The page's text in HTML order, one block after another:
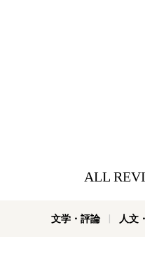
ALL
文学・評論 人文